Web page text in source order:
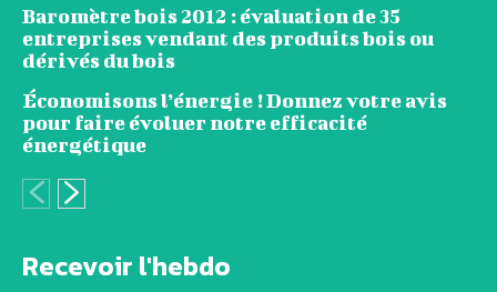
Baromètre bois 2012 : évaluation de 35
entreprises vendant des produits bois ou
dérivés du bois
Économisons l’énergie ! Donnez votre avis
pour faire évoluer notre efficacité
énergétique
Recevoir l'hebdo